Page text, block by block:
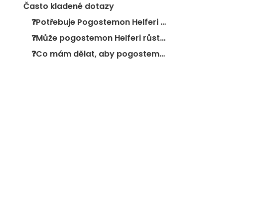
Často kladené dotazy
❓Potřebuje Pogostemon Helferi CO2?
❓Může pogostemon Helferi růst na skalách?
❓Co mám dělat, aby pogostemon rostl rychleji?